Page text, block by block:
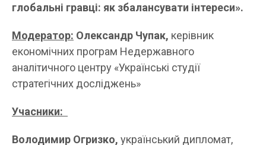
глобальні гравці: як збалансувати інтереси».
Модератор: Олександр Чупак, керівник
економічних програм Недержавного
аналітичного центру «Українські студії
стратегічних досліджень»
Учасники:
Володимир Огризко, український дипломат,